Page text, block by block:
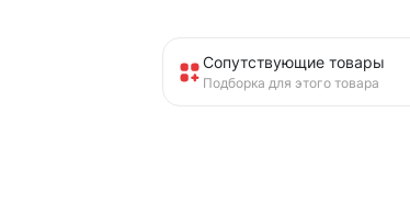
Сопутствующие товары
Подборка для этого товара